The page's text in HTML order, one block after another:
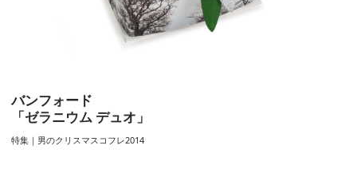
バンフォード
「ゼラニウム デュオ」
特集｜男のクリスマスコフレ2014